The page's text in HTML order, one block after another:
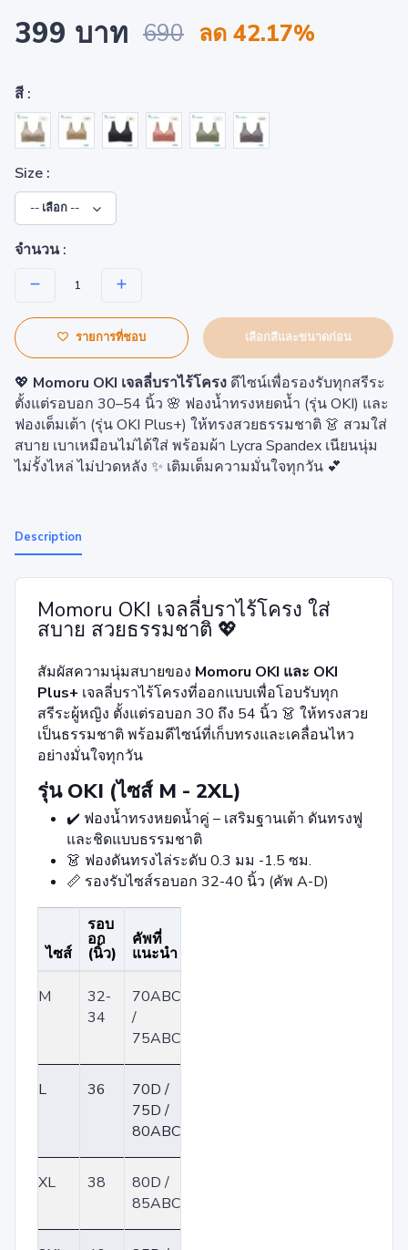
399 บาท 690 ลด 42.17%
สี :
Size :
จำนวน :
รายการที่ชอบ เลือกสีและขนาดก่อน
💖 Momoru OKI เจลลี่บราไร้โครง ดีไซน์เพื่อรองรับทุกสรีระ
ตั้งแต่รอบอก 30–54 นิ้ว 🌸 ฟองน้ำทรงหยดน้ำ (รุ่น OKI) และ
ฟองเต็มเต้า (รุ่น OKI Plus+) ให้ทรงสวยธรรมชาติ 👗 สวมใส่
สบาย เบาเหมือนไม่ได้ใส่ พร้อมผ้า Lycra Spandex เนียนนุ่ม
ไม่รั้งไหล่ ไม่ปวดหลัง ✨ เติมเต็มความมั่นใจทุกวัน 💕
Description
Momoru OKI เจลลี่บราไร้โครง ใส่
สบาย สวยธรรมชาติ 💖
สัมผัสความนุ่มสบายของ Momoru OKI และ OKI
Plus+ เจลลี่บราไร้โครงที่ออกแบบเพื่อโอบรับทุก
สรีระผู้หญิง ตั้งแต่รอบอก 30 ถึง 54 นิ้ว 👗 ให้ทรงสวย
เป็นธรรมชาติ พร้อมดีไซน์ที่เก็บทรงและเคลื่อนไหว
อย่างมั่นใจทุกวัน
รุ่น OKI (ไซส์ M - 2XL)
✔️ ฟองน้ำทรงหยดน้ำคู่ – เสริมฐานเต้า ดันทรงฟู
และชิดแบบธรรมชาติ
👗 ฟองดันทรงไล่ระดับ 0.3 มม -1.5 ซม.
📏 รองรับไซส์รอบอก 32-40 นิ้ว (คัพ A-D)
ไซส์
รอบ
อก
(นิ้ว)
คัพที่
แนะนำ
M
32-
34
70ABC
/
75ABC
L 36
70D /
75D /
80ABC
XL 38
80D /
85ABC